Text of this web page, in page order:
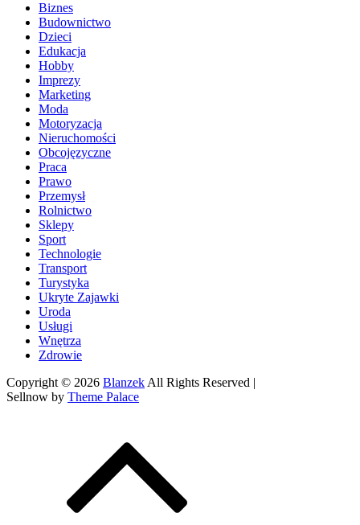
Biznes
Budownictwo
Dzieci
Edukacja
Hobby
Imprezy
Marketing
Moda
Motoryzacja
Nieruchomości
Obcojęzyczne
Praca
Prawo
Przemysł
Rolnictwo
Sklepy
Sport
Technologie
Transport
Turystyka
Ukryte Zajawki
Uroda
Usługi
Wnętrza
Zdrowie
Copyright © 2026 Blanzek All Rights Reserved |
Sellnow by Theme Palace